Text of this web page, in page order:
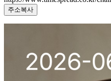
주소복사